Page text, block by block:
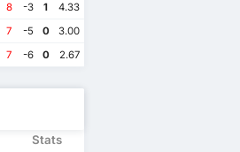
10/5/2024
8 -3 1
4.33
7 -5 0
3.00
7 -6 0 2.67
Stats